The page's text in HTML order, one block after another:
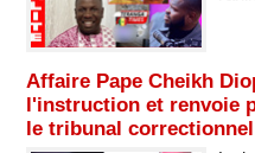
Affaire Pape Cheikh
l'instruction et renvoie
le tribunal correctionnel